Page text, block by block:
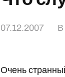
07.12.2007
Очень